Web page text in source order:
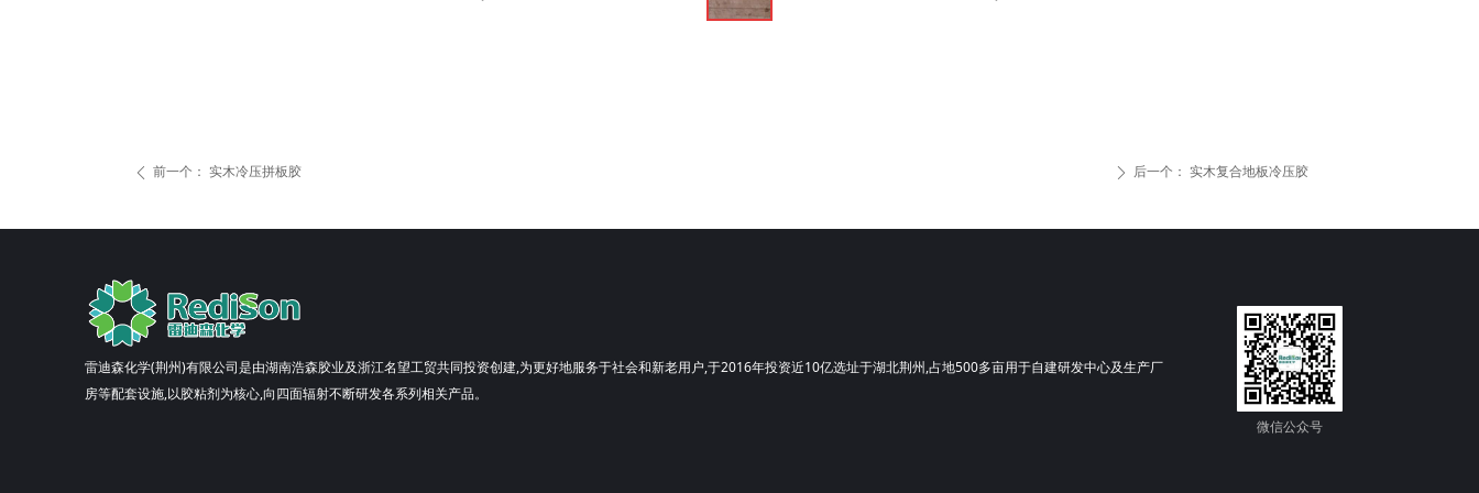
ꄴ 前一个： 实木冷压拼板胶 ꄲ 后一个： 实木复合地板冷压胶
微信公众号
雷迪森化学(荆州)有限公司是由湖南浩森胶业及浙江名望工贸共同投资创建,为更好地服务于社会和新老用户,于2016年投资近10亿选址于湖北荆州,占地500多亩用于自建研发中心及生产厂
房等配套设施,以胶粘剂为核心,向四面辐射不断研发各系列相关产品。